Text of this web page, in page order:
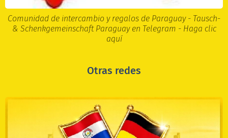
Comunidad de intercambio y regalos de Paraguay - Tausch-
& Schenkgemeinschaft Paraguay en Telegram - Haga clic
aquí
Otras redes